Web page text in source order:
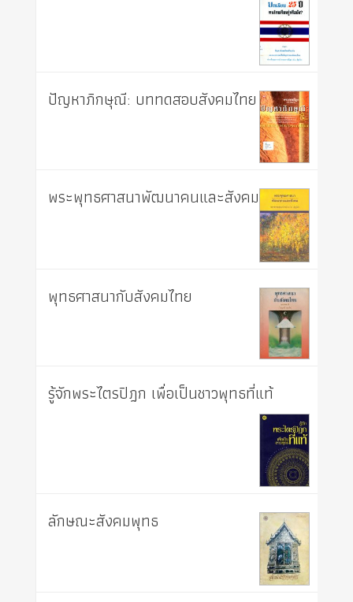
ปัญหาภิกษุณี: บททดสอบสังคมไทย
พระพุทธศาสนาพัฒนาคนและสังคม
พุทธศาสนากับสังคมไทย
รู้จักพระไตรปิฎก เพื่อเป็นชาวพุทธที่แท้
ลักษณะสังคมพุทธ